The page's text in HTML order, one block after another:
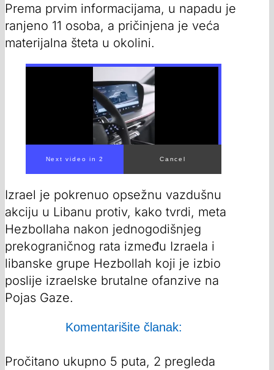
Prema prvim informacijama, u napadu je
ranjeno 11 osoba, a pričinjena je veća
materijalna šteta u okolini.
Izrael je pokrenuo opsežnu vazdušnu
akciju u Libanu protiv, kako tvrdi, meta
Hezbollaha nakon jednogodišnjeg
prekograničnog rata između Izraela i
libanske grupe Hezbollah koji je izbio
poslije izraelske brutalne ofanzive na
Pojas Gaze.
Komentarišite članak:
Pročitano ukupno 5 puta, 2 pregleda